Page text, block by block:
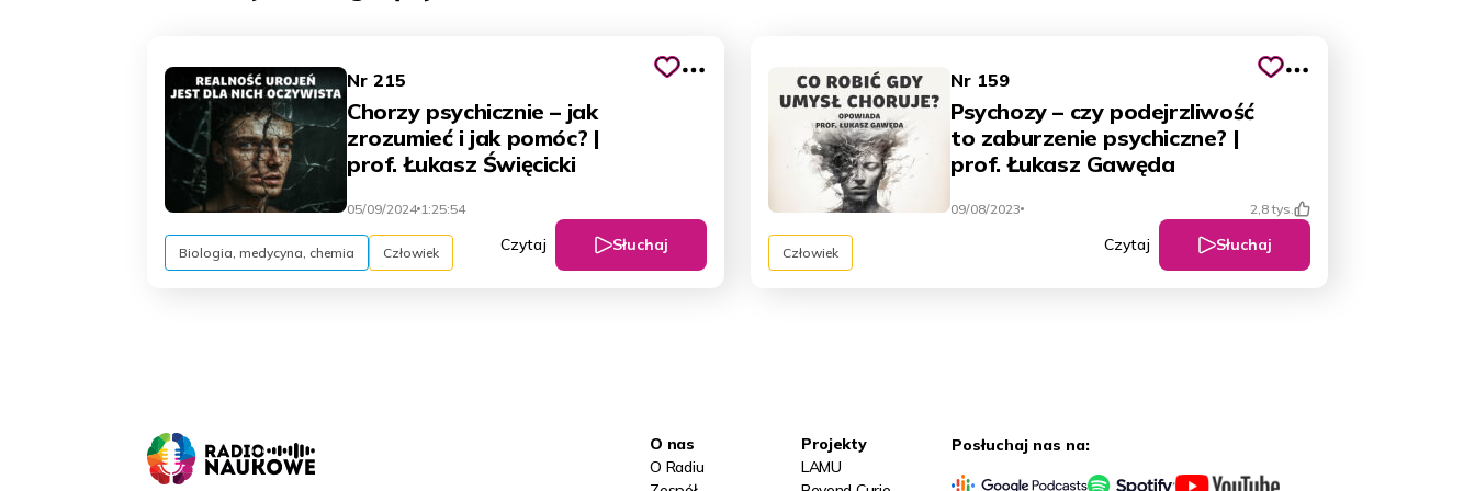
Nr 215
Chorzy psychicznie – jak
zrozumieć i jak pomóc? |
prof. Łukasz Święcicki
05/09/2024 1:25:54
Słuchaj
Czytaj
Biologia, medycyna, chemia Człowiek
Nr 159
Psychozy – czy podejrzliwość
to zaburzenie psychiczne? |
prof. Łukasz Gawęda
09/08/2023 2,8 tys.
Słuchaj
Czytaj
Człowiek
O nas
O Radiu
Projekty
LAMU
Posłuchaj nas na: